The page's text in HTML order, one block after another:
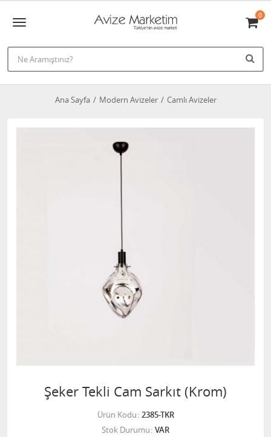
0
Ana Sayfa Modern Avizeler Camlı Avizeler
Şeker Tekli Cam Sarkıt (Krom)
Ürün Kodu 2385-TKR
Stok Durumu VAR